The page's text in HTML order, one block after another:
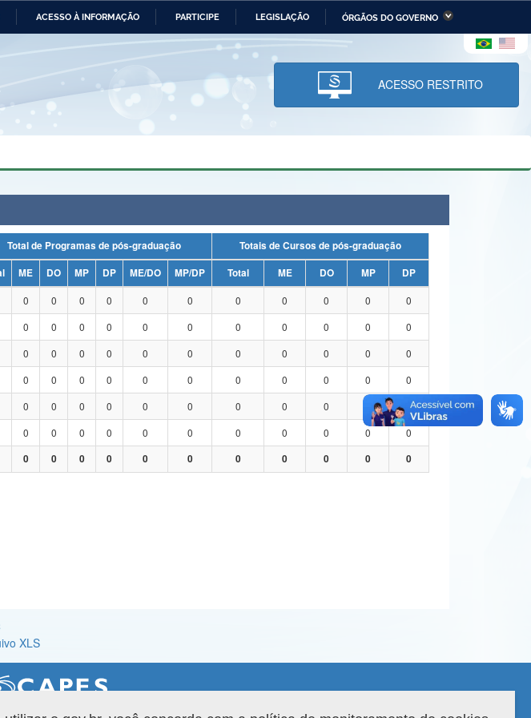
ACESSO À INFORMAÇÃO PARTICIPE LEGISLAÇÃO ÓRGÃOS DO GOVERNO
Ministério das Relações Ministério da Economia Ministério da Infraestrutura
Ministério da Ciência,
Tecnologia, Inovações e
Comunicações
e dos Direitos Humanos
Central do Brasil Planalto
ACESSO RESTRITO
Total de Programas de pós-graduação
Totais de Cursos de pós-graduação
ME DO MP DP ME/DO MP/DP Total ME DO MP
DP
0 0 0 0 0 0 0 0 0 0
0
0 0 0 0 0 0 0 0 0 0
0
0 0 0 0 0 0 0 0 0 0
0
0 0 0 0 0 0 0 0 0 0
0
0 0 0 0 0 0 0 0 0
0
0 0 0 0 0 0 0 0 0 0
0
0 0 0 0 0 0 0 0 0 0 0
XLS